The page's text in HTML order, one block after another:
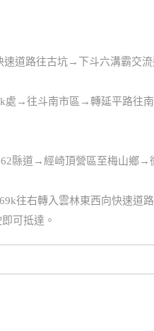
速道路往古坑→下斗六溝霸
處→往斗南市區→轉延平路往
縣道→經崎頂營區至梅山
往右轉入雲林東西向快速
可抵達。